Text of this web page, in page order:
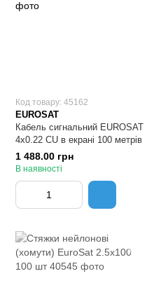
Код товару: 45162
EUROSAT
Кабель сигнальний EUROSAT
4x0.22 CU в екрані 100 метрів
1 488.00 грн
В наявності